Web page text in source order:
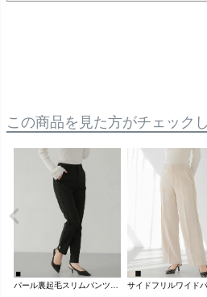
この商品を見た方がチェック